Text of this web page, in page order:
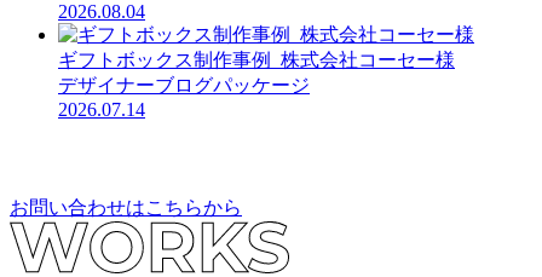
2026.08.04
ギフトボックス制作事例_株式会社コーセー様
デザイナーブログパッケージ
2026.07.14
お問い合わせはこちらから